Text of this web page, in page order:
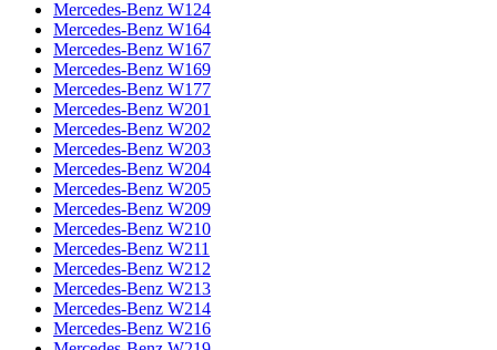
Mercedes-Benz W124
Mercedes-Benz W164
Mercedes-Benz W167
Mercedes-Benz W169
Mercedes-Benz W177
Mercedes-Benz W201
Mercedes-Benz W202
Mercedes-Benz W203
Mercedes-Benz W204
Mercedes-Benz W205
Mercedes-Benz W209
Mercedes-Benz W210
Mercedes-Benz W211
Mercedes-Benz W212
Mercedes-Benz W213
Mercedes-Benz W214
Mercedes-Benz W216